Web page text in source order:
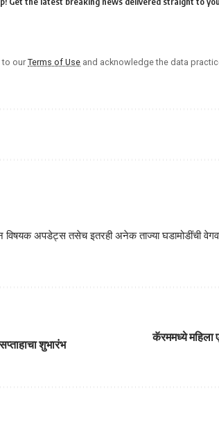
to our Terms of Use and acknowledge the data
विषयक अपडेट्स तसेच इतरही अनेक ताज्या घडामोडींची वेगवान
शुभारंभ
कॅरममध्ये